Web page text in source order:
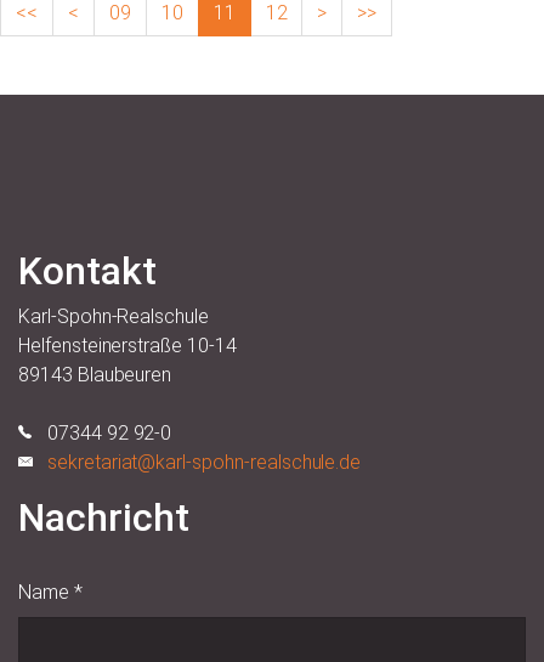
<< < 09 10 11 12 > >>
Kontakt
Karl-Spohn-Realschule
Helfensteinerstraße 10-14
89143 Blaubeuren
07344 92 92-0
sekretariat@karl-spohn-realschule.de
Nachricht
Name *